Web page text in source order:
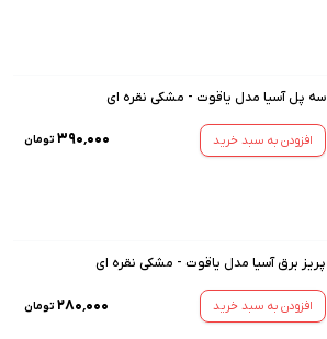
سه پل آسیا مدل یاقوت - مشکی نقره ای
افزودن به سبد خرید ۳۹۰٬۰۰۰ تومان
پریز برق آسیا مدل یاقوت - مشکی نقره ای
افزودن به سبد خرید ۲۸۰٬۰۰۰ تومان